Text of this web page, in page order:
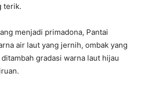
terik.
menjadi primadona, Pantai
air laut yang jernih, ombak yang
gradasi warna laut hijau